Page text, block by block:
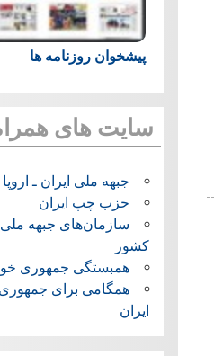
پیشخوان روزنامه ها
سایت های
جبهه ملی ایران ـ اروپا
حزب چپ ایران
سازمان‌های جبهه ملی
کشور
همبستگی جمهوری
همگامی برای
ایران